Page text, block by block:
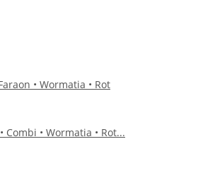
• Wormatia • Rot